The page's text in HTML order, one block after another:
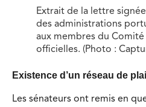
Extrait de la lettre
des administrations
aux membres du
officielles. (Photo :
Existence d’un réseau de
Les sénateurs ont remis en